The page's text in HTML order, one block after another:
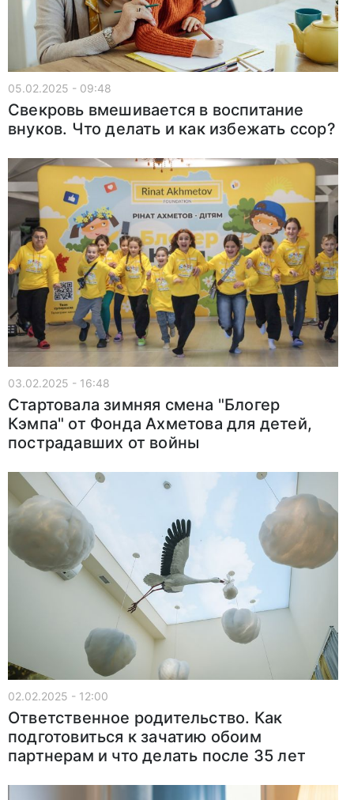
05.02.2025 - 09:48
Свекровь вмешивается в воспитание
внуков. Что делать и как избежать ссор?
03.02.2025 - 16:48
Стартовала зимняя смена "Блогер
Кэмпа" от Фонда Ахметова для детей,
пострадавших от войны
02.02.2025 - 12:00
Ответственное родительство. Как
подготовиться к зачатию обоим
партнерам и что делать после 35 лет